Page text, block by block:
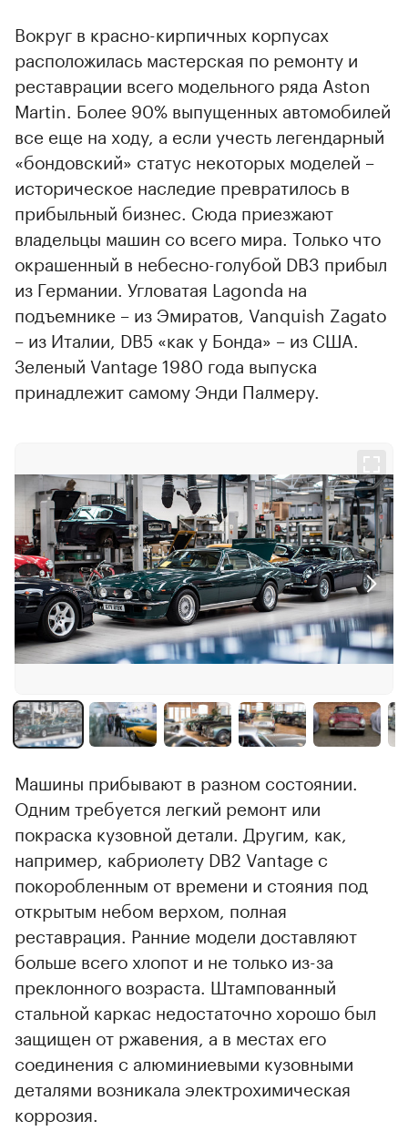
Вокруг в красно-кирпичных корпусах
расположилась мастерская по ремонту и
реставрации всего модельного ряда Aston
Martin. Более 90% выпущенных автомобилей
все еще на ходу, а если учесть легендарный
«бондовский» статус некоторых моделей –
историческое наследие превратилось в
прибыльный бизнес. Сюда приезжают
владельцы машин со всего мира. Только что
окрашенный в небесно-голубой DB3 прибыл
из Германии. Угловатая Lagonda на
подъемнике – из Эмиратов, Vanquish Zagato
– из Италии, DB5 «как у Бонда» – из США.
Зеленый Vantage 1980 года выпуска
принадлежит самому Энди Палмеру.
Машины прибывают в разном состоянии.
Одним требуется легкий ремонт или
покраска кузовной детали. Другим, как,
например, кабриолету DB2 Vantage с
покоробленным от времени и стояния под
открытым небом верхом, полная
реставрация. Ранние модели доставляют
больше всего хлопот и не только из-за
преклонного возраста. Штампованный
стальной каркас недостаточно хорошо был
защищен от ржавения, а в местах его
соединения с алюминиевыми кузовными
деталями возникала электрохимическая
коррозия.